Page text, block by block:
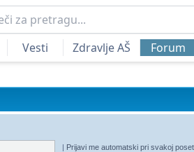
Vesti Zdravlje AŠ Forum
| Prijavi me automatski pri svakoj